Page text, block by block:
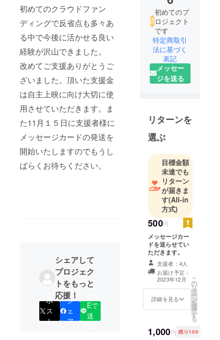
初めてのクラウドファン
ディングで反省点も多々あ
る中で今後に活かせる良い
経験が沢山できました。
改めてご支援ありがとうご
ざいました。頂いた支援金
は自主上映に向け大切に使
用させていただきます。ま
た11月１５日に支援者様に
メッセージカードの発送を
開始いたしますのでもうし
ばらくお待ちください。
シェアして
プロジェク
トをもっと
応援！
ポ
ス
ト
シ
ェ
ア
Eで
送
初めてのプ
ロジェクト
です
特定商取引
法に基づく
表記
メッセー
ジを送る
リターンを
選ぶ
目標金額
未達でも
リターン
が届きま
す(All-in
方式)
500円
メッセージカー
ドを送らせてい
ただきます。
支援者：4人
お届け予定：
2023年12月
詳細を見る
こ
の
リ
タ
ー
ン
を
選
択
す
る
1,000円 残り100